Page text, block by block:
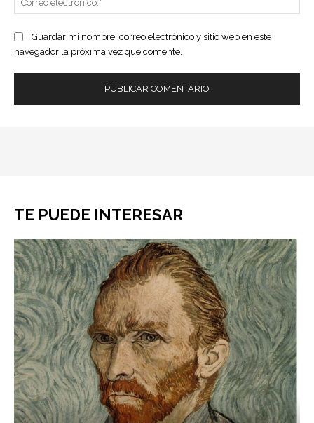
Guardar mi nombre, correo electrónico y sitio web en este
navegador la próxima vez que comente.
TE PUEDE INTERESAR